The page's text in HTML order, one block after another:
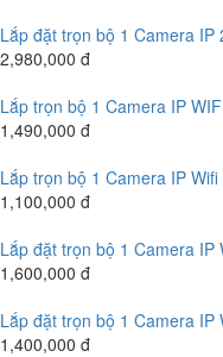
Lắp đặt trọn bộ 1 Camera IP
2,980,000 đ
Lắp trọn bộ 1 Camera IP
1,490,000 đ
Lắp trọn bộ 1 Camera IP
1,100,000 đ
Lắp đặt trọn bộ 1 Camera IP
1,600,000 đ
Lắp đặt trọn bộ 1 Camera IP
1,400,000 đ